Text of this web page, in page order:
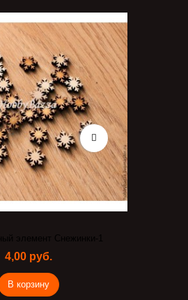
элемент Снежинки-1
4,00 руб.
В корзину